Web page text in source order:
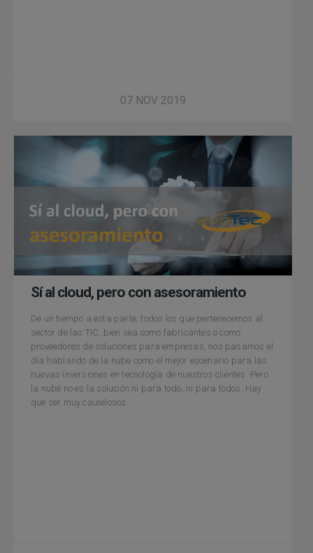
07 NOV 2019
Sí al cloud, pero con asesoramiento
De un tiempo a esta parte, todos los que pertenecemos al
sector de las TIC, bien sea como fabricantes o como
proveedores de soluciones para empresas, nos pasamos el
día hablando de la nube como el mejor escenario para las
nuevas inversiones en tecnología de nuestros clientes. Pero
la nube no es la solución ni para todo, ni para todos. Hay
que ser muy cautelosos...